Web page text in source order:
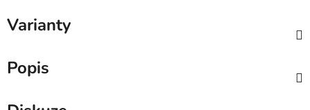
Varianty
Popis